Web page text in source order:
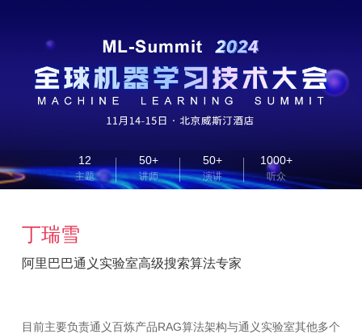
12
主题
50+
讲师
50+
演讲
1000+
听众
丁瑞雪
阿里巴巴通义实验室高级搜索算法专家
目前主要负责通义百炼产品RAG算法架构与通义实验室其他多个